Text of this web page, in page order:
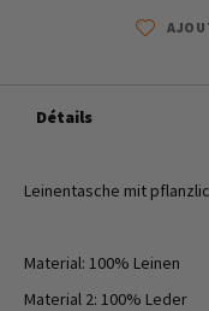
Détails
Leinentasche mit
Material: 100% Leinen
Material 2: 100% Leder